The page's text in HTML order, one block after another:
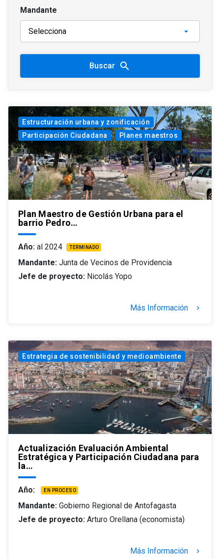
Mandante
Buscar search
Estructuración urbana y zonificación
Participación Ciudadana
Planes maestros
Plan Maestro de Gestión Urbana para el
barrio Pedro…
Año: al 2024 TERMINADO
Mandante: Junta de Vecinos de Providencia
Jefe de proyecto: Nicolás Yopo
Más Información keyboard_arrow_right
Estrategia de sostenibilidad y medioambiente
Actualización Evaluación Ambiental
Estratégica y Participación Ciudadana para
la…
Año: EN PROCESO
Mandante: Gobierno Regional de Antofagasta
Jefe de proyecto: Arturo Orellana (economista)
Más Información keyboard_arrow_right